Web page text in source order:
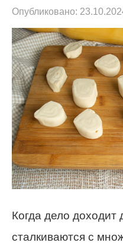
Опубликовано:
Когда дело доходит
сталкиваются с